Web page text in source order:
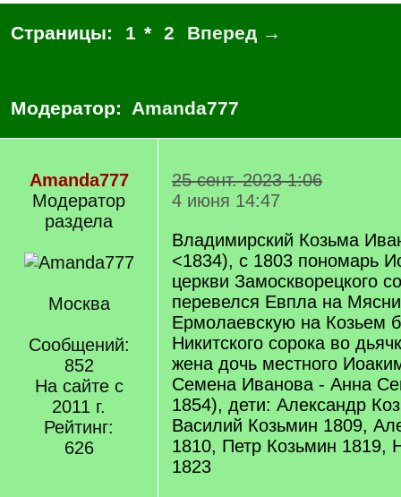
Страницы: 1 * 2 Вперед →
Модератор: Amanda777
Amanda777
Модератор
раздела
Москва
Сообщений:
852
На сайте с
2011 г.
Рейтинг:
626
25 сент. 2023 1:06
4 июня 14:47
Владимирский Козьма
<1834), с 1803 пономарь
церкви Замоскворецкого
перевелся Евпла на
Ермолаевскую на Козьем
Никитского сорока во
жена дочь местного
Семена Иванова - Анна
1854), дети: Александр
Василий Козьмин 1809,
1810, Петр Козьмин 1819,
1823